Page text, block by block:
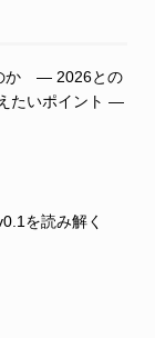
か ― 2026との
たいポイント ―
を読み解く